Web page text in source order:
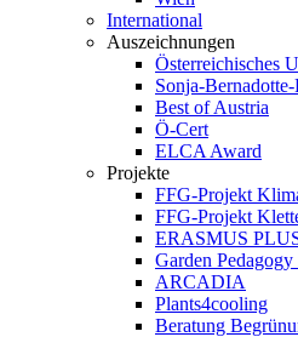
International
Auszeichnungen
Österreichisches
Sonja-Bernadotte-
Best of Austria
Ö-Cert
ELCA Award
Projekte
FFG-Projekt
FFG-Projekt
ERASMUS
Garden
ARCADIA
Plants4cooling
Beratung